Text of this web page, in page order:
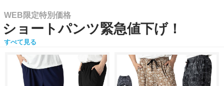
WEB限定特別価格
ショートパンツ緊急値下げ！
すべて見る